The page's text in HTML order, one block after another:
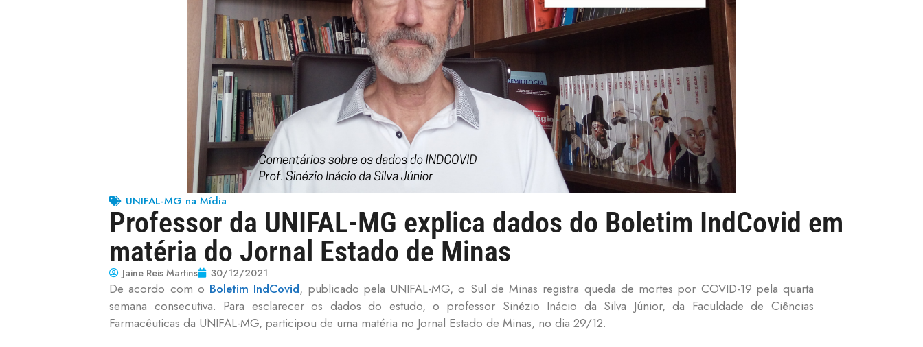
UNIFAL-MG na Mídia
Professor da UNIFAL-MG explica dados do Boletim IndCovid em
matéria do Jornal Estado de Minas
Jaine Reis Martins 30/12/2021
De acordo com o Boletim IndCovid, publicado pela UNIFAL-MG, o Sul de Minas registra queda de mortes por COVID-19 pela quarta
semana consecutiva. Para esclarecer os dados do estudo, o professor Sinézio Inácio da Silva Júnior, da Faculdade de Ciências
Farmacêuticas da UNIFAL-MG, participou de uma matéria no Jornal Estado de Minas, no dia 29/12.